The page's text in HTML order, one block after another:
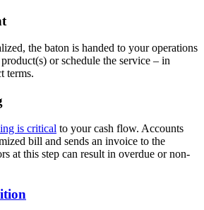
the baton is handed to your operations
or schedule the service – in
terms.
is critical to your cash flow. Accounts
bill and sends an invoice to the
at this step can result in overdue or non-